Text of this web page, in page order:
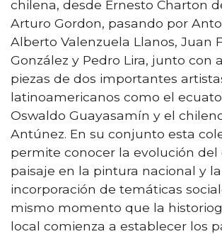
chilena, desde Ernesto Charton
Arturo Gordon, pasando por
Alberto Valenzuela Llanos, Juan
González y Pedro Lira, junto con
piezas de dos importantes
latinoamericanos como el
Oswaldo Guayasamín y el
Antúnez. En su conjunto esta
permite conocer la evolución del
paisaje en la pintura nacional y la
incorporación de temáticas
mismo momento que la
local comienza a establecer los